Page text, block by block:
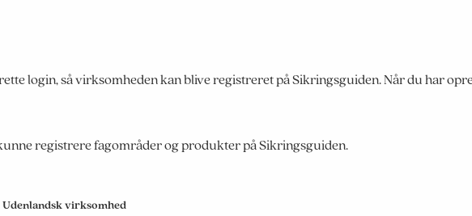
login, så virksomheden kan blive registreret på Sikringsguiden. Når du har
registrere fagområder og produkter på Sikringsguiden.
Udenlandsk virksomhed